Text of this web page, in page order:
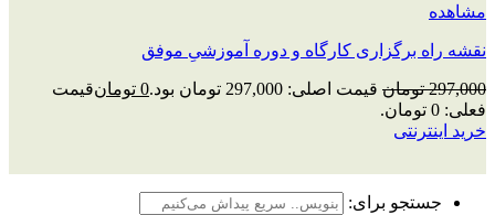
مشاهده
نقشه راه برگزاری کارگاه و دوره آموزشیِ موفق
297,000 تومان قیمت اصلی: 297,000 تومان بود. 0 تومانقیمت
فعلی: 0 تومان.
خرید اینترنتی
جستجو برای: